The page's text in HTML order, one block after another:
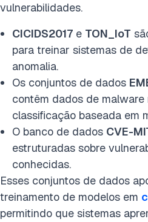
vulnerabilidades.
CICIDS2017 e TON_IoT
para treinar sistemas de
anomalia.
Os conjuntos de dados
contêm dados de malware
classificação baseada em
O banco de dados CVE-
estruturadas sobre
conhecidas.
Esses conjuntos de dados
treinamento de modelos em
permitindo que sistemas